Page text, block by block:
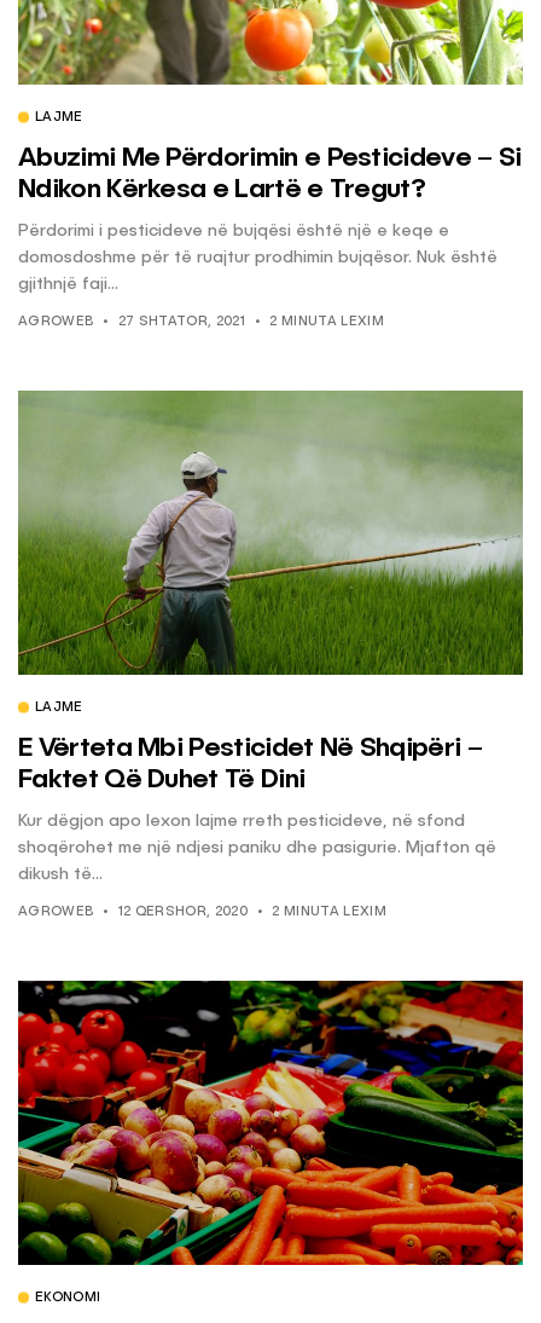
LAJME
Abuzimi Me Përdorimin e Pesticideve – Si
Ndikon Kërkesa e Lartë e Tregut?
Përdorimi i pesticideve në bujqësi është një e keqe e
domosdoshme për të ruajtur prodhimin bujqësor. Nuk është
gjithnjë faji...
AGROWEB 27 SHTATOR, 2021 2 MINUTA LEXIM
LAJME
E Vërteta Mbi Pesticidet Në Shqipëri –
Faktet Që Duhet Të Dini
Kur dëgjon apo lexon lajme rreth pesticideve, në sfond
shoqërohet me një ndjesi paniku dhe pasigurie. Mjafton që
dikush të...
AGROWEB 12 QERSHOR, 2020 2 MINUTA LEXIM
EKONOMI